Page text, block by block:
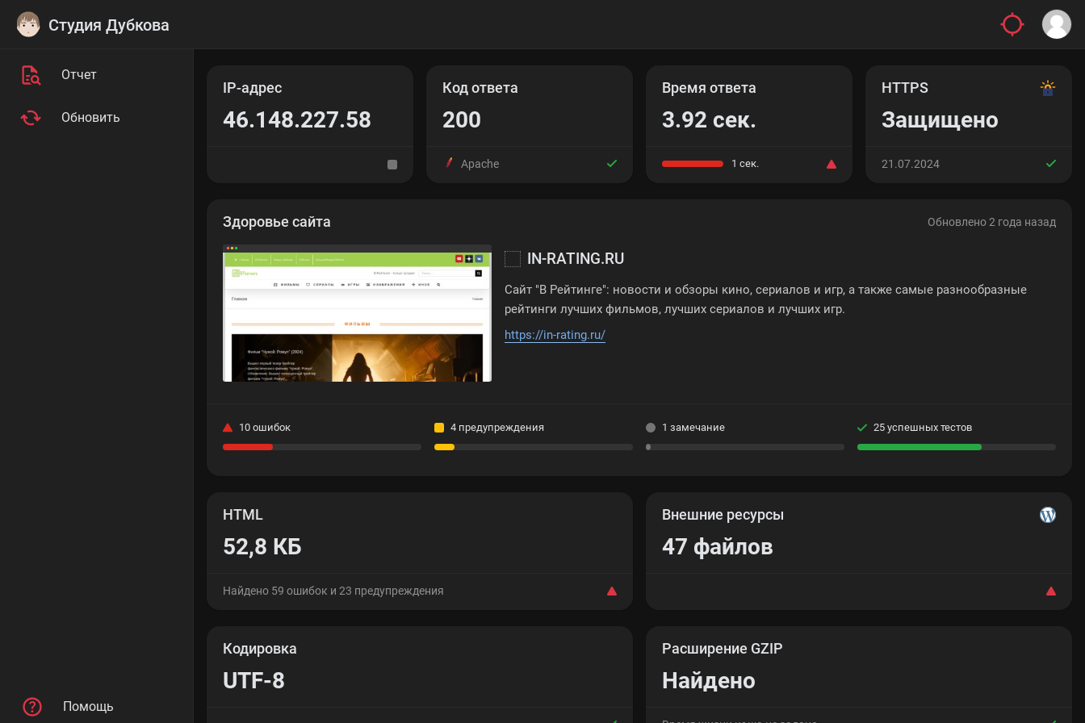
Студия Дубкова
Отчет
Обновить
Помощь
IP-адрес
46.148.227.58
Код ответа
200
Apache
Время ответа
3.92 сек.
1 сек.
HTTPS
Защищено
21.07.2024
Здоровье сайта Обновлено 2 года назад
IN-RATING.RU
Сайт "В Рейтинге": новости и обзоры кино, сериалов и игр, а также самые разнообразные
рейтинги лучших фильмов, лучших сериалов и лучших игр.
https://in-rating.ru/
10 ошибок 4 предупреждения 1 замечание 25 успешных тестов
HTML
52,8 КБ
Найдено 59 ошибок и 23 предупреждения
Внешние ресурсы
47 файлов
Кодировка
UTF-8
Расширение GZIP
Найдено